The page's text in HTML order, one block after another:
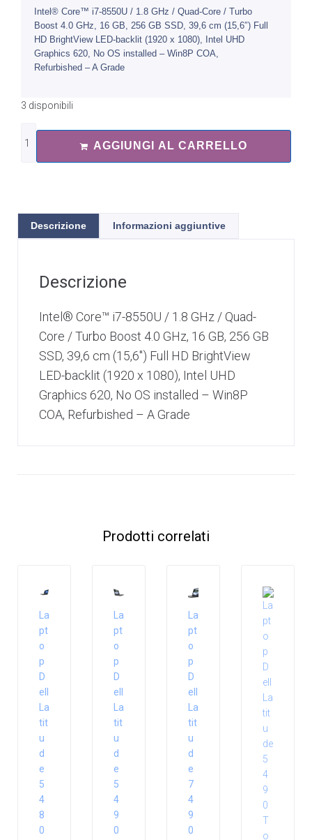
Intel® Core™ i7-8550U / 1.8 GHz / Quad-Core / Turbo
Boost 4.0 GHz, 16 GB, 256 GB SSD, 39,6 cm (15,6″) Full
HD BrightView LED-backlit (1920 x 1080), Intel UHD
Graphics 620, No OS installed – Win8P COA,
Refurbished – A Grade
3 disponibili
AGGIUNGI AL CARRELLO
Descrizione Informazioni aggiuntive
Descrizione
Intel® Core™ i7-8550U / 1.8 GHz / Quad-
Core / Turbo Boost 4.0 GHz, 16 GB, 256 GB
SSD, 39,6 cm (15,6″) Full HD BrightView
LED-backlit (1920 x 1080), Intel UHD
Graphics 620, No OS installed – Win8P
COA, Refurbished – A Grade
Prodotti correlati
La
pt
o
p
D
ell
La
tit
u
d
e
5
4
8
0
La
pt
o
p
D
ell
La
tit
u
d
e
5
4
9
0
La
pt
o
p
D
ell
La
tit
u
d
e
7
4
9
0